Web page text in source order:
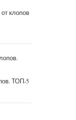
клопов
ТОП-5